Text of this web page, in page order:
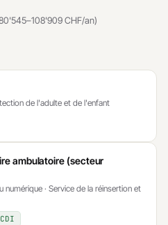
CHF/an)
de l'adulte et de l'enfant
ambulatoire (secteur
· Service de la réinsertion et
CDI